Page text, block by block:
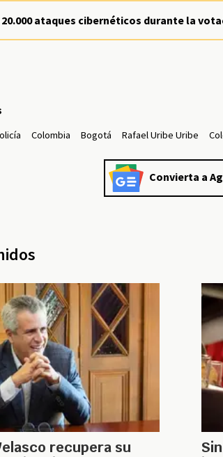
20.000 ataques cibernéticos durante la
Colombia Bogotá Rafael Uribe Uribe
Convierta a
recupera su